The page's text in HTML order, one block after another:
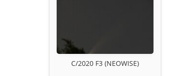
C/2020 F3 (NEOWISE)